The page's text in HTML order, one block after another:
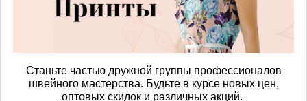
Получить доступ к оптовым ценам
760.00 руб
В корзину
Станьте частью дружной группы профессионалов
швейного мастерства. Будьте в курсе новых цен,
оптовых скидок и различных акций.